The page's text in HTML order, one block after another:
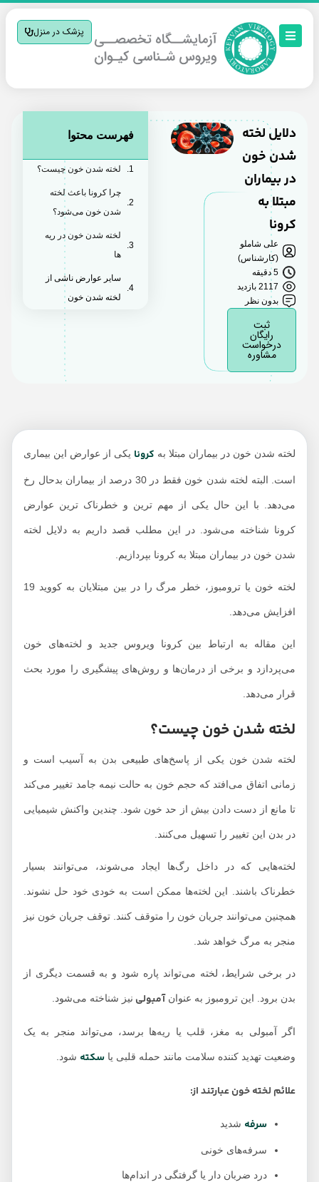
پزشک در منزل
دلایل لخته
شدن خون
در بیماران
مبتلا به
کرونا
علی شاملو
(کارشناس)
5 دقیقه
2117 بازدید
بدون نظر
رایگان
درخواست
مشاوره
فهرست محتوا
لخته شدن خون چیست؟
چرا کرونا باعث لخته
شدن خون می‌شود؟
لخته شدن خون در ریه
سایر عوارض ناشی از
لخته شدن خون
لخته شدن خون در بیماران مبتلا بهکرونا یکی از عوارض این بیماری
است. البته لخته شدن خون فقط در 30 درصد از بیماران بدحال رخ
می‌دهد. با این حال یکی از مهم ترین و خطرناک ترین عوارض
کرونا شناخته می‌شود. در این مطلب قصد داریم به دلایل لخته
شدن خون در بیماران مبتلا به کرونا بپردازیم.
لخته خون یا ترومبوز، خطر مرگ را در بین مبتلایان به کووید 19
افزایش می‌دهد.
این مقاله به ارتباط بین کرونا ویروس جدید و لخته‌های خون
می‌پردازد و برخی از درمان‌ها و روش‌های پیشگیری را مورد بحث
قرار می‌دهد.
لخته شدن خون چیست؟
لخته شدن خون یکی از پاسخ‌های طبیعی بدن به آسیب است و
زمانی اتفاق می‌افتد که حجم خون به حالت نیمه جامد تغییر می‌کند
تا مانع از دست دادن بیش از حد خون شود. چندین واکنش شیمیایی
در بدن این تغییر را تسهیل می‌کنند.
لخته‌هایی که در داخل رگ‌ها ایجاد می‌شوند، می‌توانند بسیار
خطرناک باشند. این لخته‌ها ممکن است به خودی خود حل نشوند.
همچنین می‌توانند جریان خون را متوقف کنند. توقف جریان خون نیز
منجر به مرگ خواهد شد.
در برخی شرایط، لخته می‌تواند پاره شود و به قسمت دیگری از
بدن برود. این ترومبوز به عنوانآمبولینیز شناخته می‌شود.
اگر آمبولی به مغز، قلب یا ریه‌ها برسد، می‌تواند منجر به یک
وضعیت تهدید کننده سلامت مانند حمله قلبی یاسکتهشود.
علائم لخته خون عبارتند از:
سرفهشدید
سرفه‌های خونی
درد ضربان دار یا گرفتگی در اندام‌ها